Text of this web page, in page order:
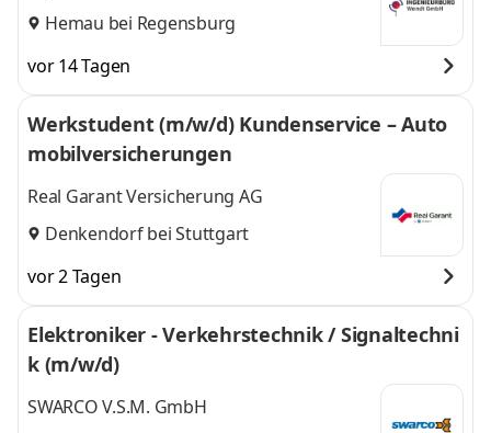
Hemau bei Regensburg
vor 14 Tagen
Werkstudent (m/w/d) Kundenservice – Auto
mobilversicherungen
Real Garant Versicherung AG
Denkendorf bei Stuttgart
vor 2 Tagen
Elektroniker - Verkehrstechnik / Signaltechni
k (m/w/d)
SWARCO V.S.M. GmbH